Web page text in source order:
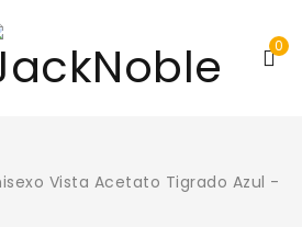
0
Vista Acetato Tigrado Azul -